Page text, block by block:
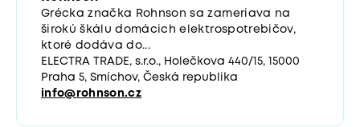
Grécka značka Rohnson sa zameriava na
širokú škálu domácich elektrospotrebičov,
ktoré dodáva do...
ELECTRA TRADE, s.r.o., Holečkova 440/15, 15000
Praha 5, Smíchov, Česká republika
info@rohnson.cz